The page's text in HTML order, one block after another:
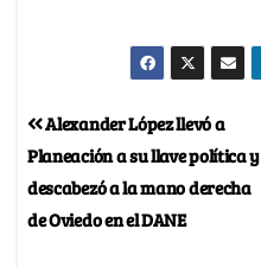
Alexander López llevó a
Planeación a su llave política y
descabezó a la mano derecha
de Oviedo en el DANE